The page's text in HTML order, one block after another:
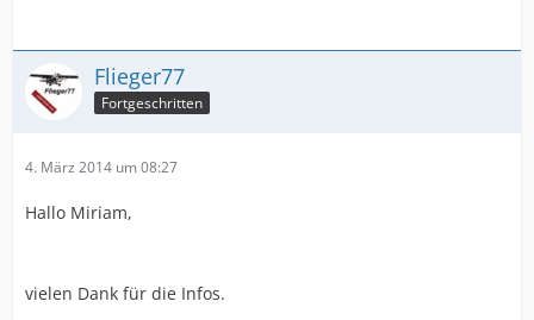
Flieger77
Fortgeschritten
4. März 2014 um 08:27
Hallo Miriam,
vielen Dank für die Infos.